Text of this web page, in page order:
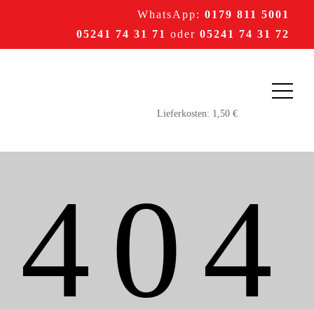
WhatsApp: 0179 811 5001
05241 74 31 71 oder 05241 74 31 72
404